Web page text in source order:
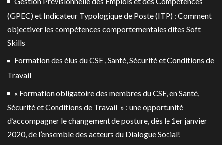
(GPEC) et Indicateur Typologique de Poste (ITP) : Comment
objectiver les compétences comportementales dites Soft
Skills
Formation des élus du CSE , Santé, Sécurité et Conditions de
Travail
« Formation obligatoire des membres du CSE, en Santé,
Sécurité et Conditions de Travail » : une opportunité
d’accompagner le changement de posture, dès le 1er janvier
2020, de l’ensemble des acteurs du Dialogue Social!